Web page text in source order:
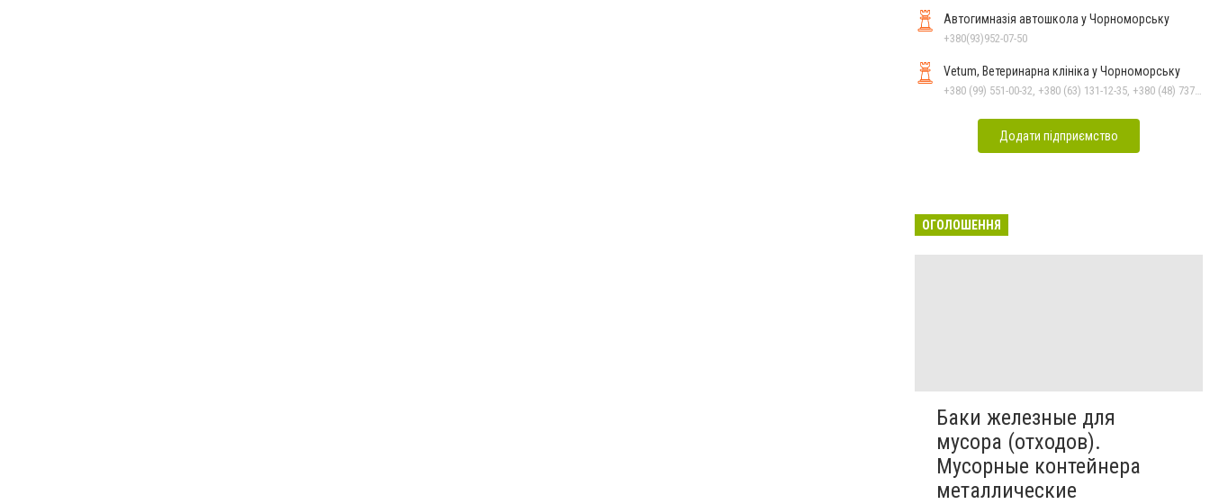
Автогимназія автошкола у Чорноморську
+380(93)952-07-50
Vetum, Ветеринарна клініка у Чорноморську
Додати підприємство
ОГОЛОШЕННЯ
Баки железные для
мусора (отходов).
Мусорные контейнера
металлические